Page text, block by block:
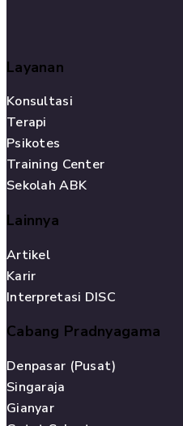
Layanan
Konsultasi
Terapi
Psikotes
Training Center
Sekolah ABK
Lainnya
Artikel
Karir
Interpretasi DISC
Cabang Pradnyagama
Denpasar (Pusat)
Singaraja
Gianyar